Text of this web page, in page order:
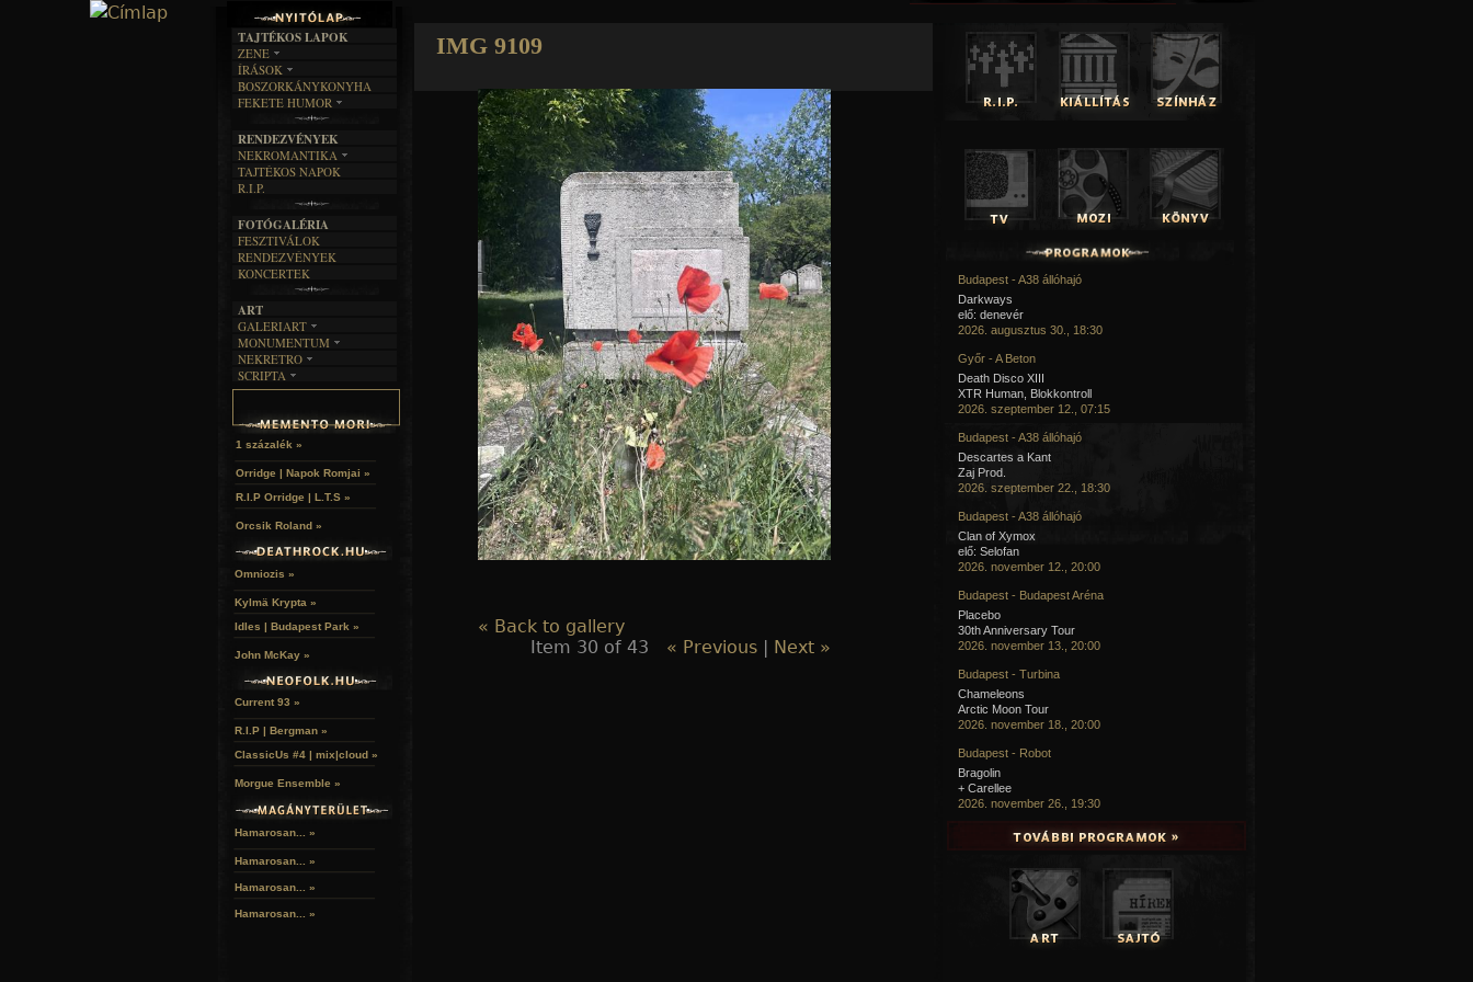
IMG 9109
« Back to gallery
Item 30 of 43
« Previous| Next »
TAJTÉKOS LAPOK
ZENE
EGYÜTTESEK
INTERJÚK
FORDÍTÁSOK
DALSZÖVEGEK
ÍRÁSOK
IRODALOM
FILM
MŰVÉSZET
ÍRÁSTÖRTÉNET
BOSZORKÁNYKONYHA
FEKETE HUMOR
SZÖVEGES
RENDEZVÉNYEK
NEKROMANTIKA
AKTUÁLIS
A MÚLT
TAJTÉKOS NAPOK
R.I.P.
FOTÓGALÉRIA
FESZTIVÁLOK
RENDEZVÉNYEK
KONCERTEK
ART
GALERIART
ARTGALERI
KÉPREGÉNYEK
LAKÁSKULTS
MONUMENTUM
TEMETŐK
TEMPLOMOK
HELYEK
NEKRETRO
SZUBKULT
RELIKVIÁK
SCRIPTA
NOVELLÁK
HALÁLTÁNC
1 százalék »
Orridge | Napok Romjai »
R.I.P Orridge | L.T.S »
Orcsik Roland »
Omniozis »
Kylmä Krypta »
Idles | Budapest Park »
John McKay »
Current 93 »
R.I.P | Bergman »
ClassicUs #4 | mix|cloud »
Morgue Ensemble »
Hamarosan... »
Hamarosan... »
Hamarosan... »
Hamarosan... »
Budapest - A38 állóhajó
Darkways
elő: denevér
2026. augusztus 30., 18:30
Győr - A Beton
Death Disco XIII
XTR Human, Blokkontroll
2026. szeptember 12., 07:15
Budapest - A38 állóhajó
Descartes a Kant
Zaj Prod.
2026. szeptember 22., 18:30
Budapest - A38 állóhajó
Clan of Xymox
elő: Selofan
2026. november 12., 20:00
Budapest - Budapest Aréna
Placebo
30th Anniversary Tour
2026. november 13., 20:00
Budapest - Turbina
Chameleons
Arctic Moon Tour
2026. november 18., 20:00
Budapest - Robot
Bragolin
+ Carellee
2026. november 26., 19:30